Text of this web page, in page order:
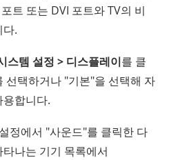
트 또는 DVI 포트와 TV의 비
다.
스템 설정 > 디스플레이를 클
선택하거나 "기본"을 선택해 자
합니다.
정에서 "사운드"를 클릭한 다
나는 기기 목록에서